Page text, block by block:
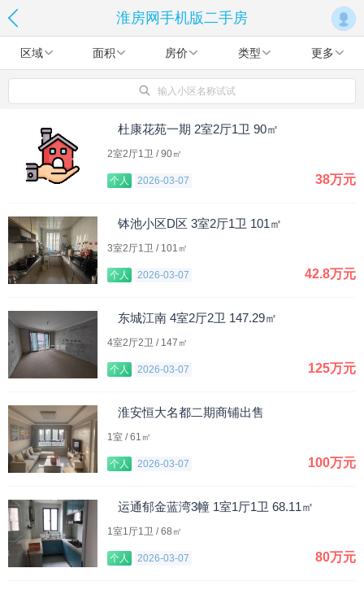
淮房网手机版二手房
区域 面积 房价 类型 更多
输入小区名称试试
杜康花苑一期 2室2厅1卫 90㎡
2室2厅1卫 / 90㎡
个人 2026-03-07 38万元
钵池小区D区 3室2厅1卫 101㎡
3室2厅1卫 / 101㎡
个人 2026-03-07 42.8万元
东城江南 4室2厅2卫 147.29㎡
4室2厅2卫 / 147㎡
个人 2026-03-07 125万元
淮安恒大名都二期商铺出售
1室 / 61㎡
个人 2026-03-07 100万元
运通郁金蓝湾3幢 1室1厅1卫 68.11㎡
1室1厅1卫 / 68㎡
个人 2026-03-07 80万元